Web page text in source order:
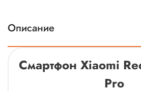
Описание
Смартфон Xiaomi
Pro